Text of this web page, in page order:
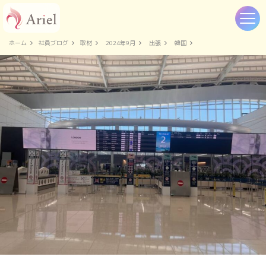
ホーム 社員ブログ 取材 2024年9月 出張 韓国